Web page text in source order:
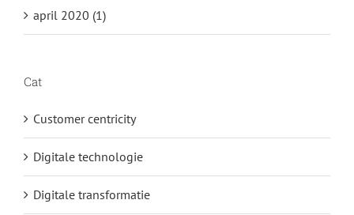
april 2020 (1)
Cat
Customer centricity
Digitale technologie
Digitale transformatie